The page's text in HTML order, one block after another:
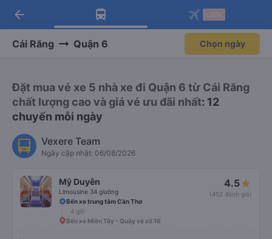
Tải app Vexere ngay!
Nhận ưu đãi thành viên độc
Mở app
Tải app Vexere
-30k/ghế khi đặt vé máy bay qua
Mở app
arrow_back
Cái Răng Quận 6 Chọn ngày
Đặt mua vé xe 5 nhà xe đi Quận 6 từ Cái Răng
chất lượng cao và giá vé ưu đãi nhất: 12
chuyến mỗi ngày
Vexere Team
Ngày cập nhật: 06/08/2026
Mỹ Duyên
Limousine 34 giường
4.5
(452 đánh giá)
Bến xe trung tâm Cần Thơ
4 giờ
Bến xe Miền Tây - Quầy vé số 16